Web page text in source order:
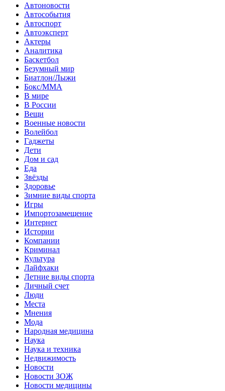
Автоновости
Автособытия
Автоспорт
Автоэксперт
Актеры
Аналитика
Баскетбол
Безумный мир
Биатлон/Лыжи
Бокс/MMA
В мире
В России
Вещи
Военные новости
Волейбол
Гаджеты
Дети
Дом и сад
Еда
Звёзды
Здоровье
Зимние виды спорта
Игры
Импортозамещение
Интернет
Истории
Компании
Криминал
Культура
Лайфхаки
Летние виды спорта
Личный счет
Люди
Места
Мнения
Мода
Народная медицина
Наука
Наука и техника
Недвижимость
Новости
Новости ЗОЖ
Новости медицины